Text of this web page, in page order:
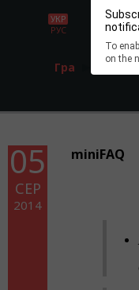
To
on the
УКР
РУС
Гра
05
СЕР
2014
miniFAQ